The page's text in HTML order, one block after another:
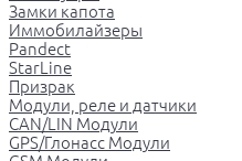
Замки капота
Иммобилайзеры
Pandect
StarLine
Призрак
Модули, реле и датчики
CAN/LIN Модули
GPS/Глонасс Модули